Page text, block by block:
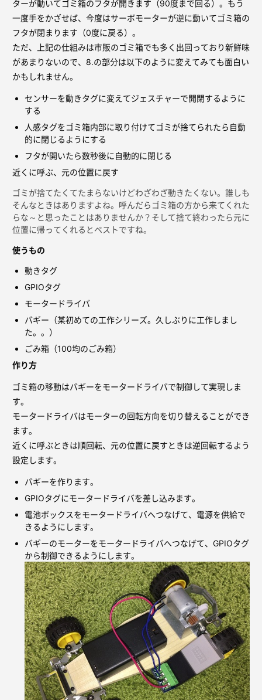
ターが動いてゴミ箱のフタが開きます（90度まで回る）。もう
一度手をかざせば、今度はサーボモーターが逆に動いてゴミ箱の
フタが閉まります（0度に戻る）。
ただ、上記の仕組みは市販のゴミ箱でも多く出回っており新鮮味
があまりないので、8.の部分は以下のように変えてみても面白い
かもしれません。
センサーを動きタグに変えてジェスチャーで開閉するように
する
人感タグをゴミ箱内部に取り付けてゴミが捨てられたら自動
的に閉じるようにする
フタが開いたら数秒後に自動的に閉じる
近くに呼ぶ、元の位置に戻す
ゴミが捨てたくてたまらないけどわざわざ動きたくない。誰しも
そんなときはありますよね。呼んだらゴミ箱の方から来てくれた
らな～と思ったことはありませんか？そして捨て終わったら元に
位置に帰ってくれるとベストですね。
使うもの
動きタグ
GPIOタグ
モータードライバ
バギー（某初めての工作シリーズ。久しぶりに工作しまし
た。。）
ごみ箱（100均のごみ箱）
作り方
ゴミ箱の移動はバギーをモータードライバで制御して実現しま
す。
モータードライバはモーターの回転方向を切り替えることができ
ます。
近くに呼ぶときは順回転、元の位置に戻すときは逆回転するよう
設定します。
バギーを作ります。
GPIOタグにモータードライバを差し込みます。
電池ボックスをモータードライバへつなげて、電源を供給で
きるようにします。
バギーのモーターをモータードライバへつなげて、GPIOタグ
から制御できるようにします。